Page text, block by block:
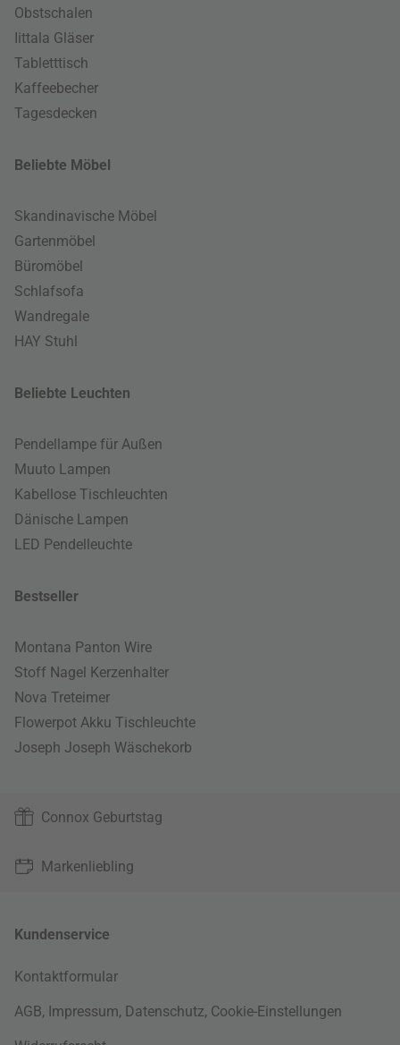
Obstschalen
Iittala Gläser
Tabletttisch
Kaffeebecher
Tagesdecken
Beliebte Möbel
Skandinavische Möbel
Gartenmöbel
Büromöbel
Schlafsofa
Wandregale
HAY Stuhl
Beliebte Leuchten
Pendellampe für Außen
Muuto Lampen
Kabellose Tischleuchten
Dänische Lampen
LED Pendelleuchte
Bestseller
Montana Panton Wire
Stoff Nagel Kerzenhalter
Nova Treteimer
Flowerpot Akku Tischleuchte
Joseph Joseph Wäschekorb
Connox Geburtstag
Markenliebling
Kundenservice
Kontaktformular
AGB, Impressum, Datenschutz, Cookie-Einstellungen